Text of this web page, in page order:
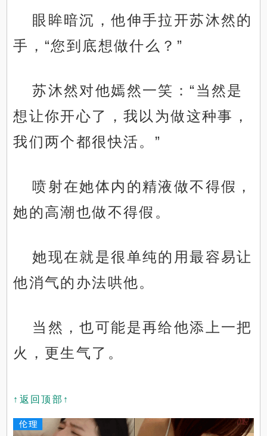
眼眸暗沉，他伸手拉开苏沐然的
手，“您到底想做什么？”
苏沐然对他嫣然一笑：“当然是
想让你开心了，我以为做这种事，
我们两个都很快活。”
喷射在她体内的精液做不得假，
她的高潮也做不得假。
她现在就是很单纯的用最容易让
他消气的办法哄他。
当然，也可能是再给他添上一把
火，更生气了。
↑返回顶部↑